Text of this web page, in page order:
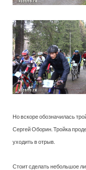
Но вскоре обозначилась
Сергей Оборин. Тройка
уходить в отрыв.
Стоит сделать небольшое